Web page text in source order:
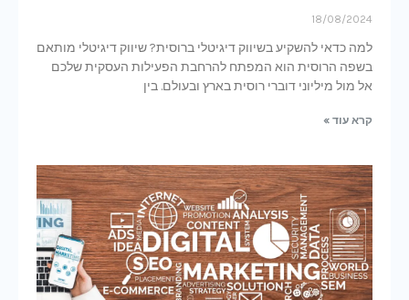
18/08/2024
למה כדאי להשקיע בשיווק דיגיטלי ברוסית? שיווק דיגיטלי מותאם
בשפה הרוסית הוא המפתח להרחבת הפעילות העסקית שלכם
אל מול מיליוני דוברי רוסית בארץ ובעולם. בין
קרא עוד »